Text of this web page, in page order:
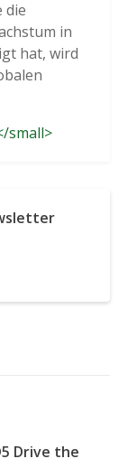
die
in
hat, wird
small>
Drive the